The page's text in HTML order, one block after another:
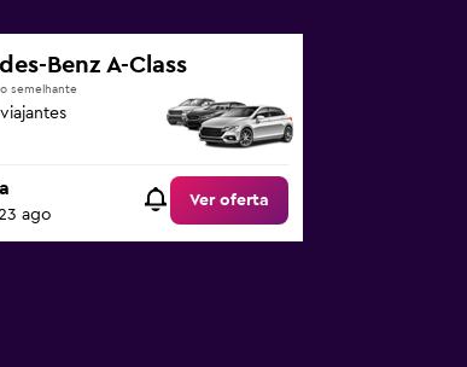
Benz A-Class
semelhante
ago
Ver oferta